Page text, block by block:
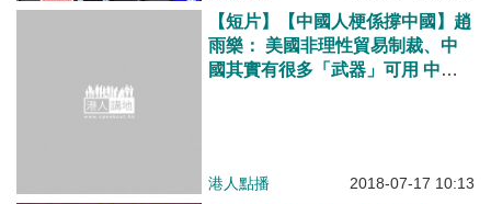
【短片】【中國人梗係撐中國】趙
雨樂： 美國非理性貿易制裁、中
國其實有很多「武器」可用 中方
港人點播 2018-07-17 10:13